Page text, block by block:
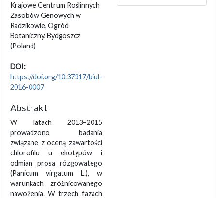
Krajowe Centrum Roślinnych
Zasobów Genowych w
Radzikowie, Ogród
Botaniczny, Bydgoszcz
(Poland)
DOI:
https://doi.org/10.37317/biul-
2016-0007
Abstrakt
W latach 2013–2015
prowadzono badania
związane z oceną zawartości
chlorofilu u ekotypów i
odmian prosa rózgowatego
(Panicum virgatum L.), w
warunkach zróżnicowanego
nawożenia. W trzech fazach